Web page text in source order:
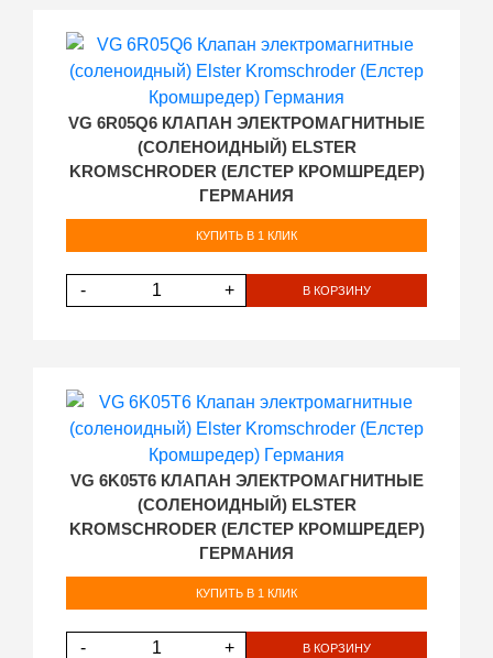
VG 6R05Q6 КЛАПАН ЭЛЕКТРОМАГНИТНЫЕ
(СОЛЕНОИДНЫЙ) ELSTER
KROMSCHRODER (ЕЛСТЕР КРОМШРЕДЕР)
ГЕРМАНИЯ
КУПИТЬ В 1 КЛИК
- + В КОРЗИНУ
VG 6K05T6 КЛАПАН ЭЛЕКТРОМАГНИТНЫЕ
(СОЛЕНОИДНЫЙ) ELSTER
KROMSCHRODER (ЕЛСТЕР КРОМШРЕДЕР)
ГЕРМАНИЯ
КУПИТЬ В 1 КЛИК
- + В КОРЗИНУ